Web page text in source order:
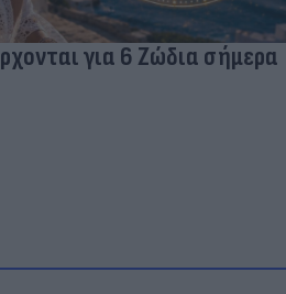
για 6 Ζώδια σήμερα